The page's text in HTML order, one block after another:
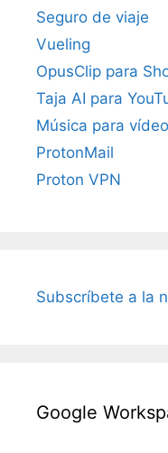
Seguro de viaje
Vueling
OpusClip para
Taja AI para
Música para
ProtonMail
Proton VPN
Subscríbete a la
Google